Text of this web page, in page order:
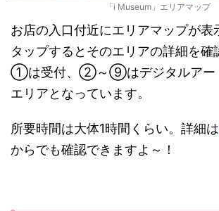
「i Museum」エリアマップ
お店の入口付近にエリアマップが表
タップするとそのエリアの詳細を確
①は受付、②～⑨はデジタルアー
エリアとなっています。
所要時間は大体1時間くらい。詳細は
からでも確認できますよ～！